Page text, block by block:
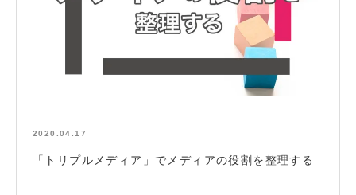
2020.04.17
「トリプルメディア」でメディアの役割を整理する